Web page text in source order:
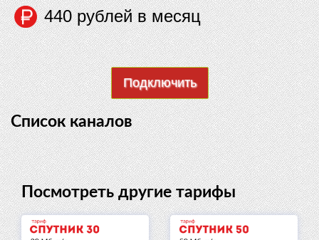
440 рублей в месяц
Подключить
Список каналов
Посмотреть другие тарифы